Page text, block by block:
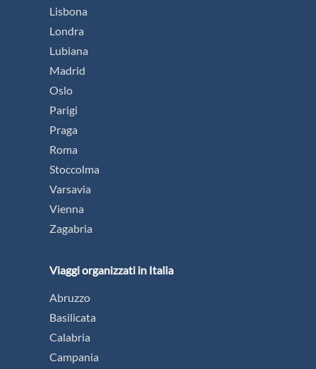
Lisbona
Londra
Lubiana
Madrid
Oslo
Parigi
Praga
Roma
Stoccolma
Varsavia
Vienna
Zagabria
Viaggi organizzati in Italia
Abruzzo
Basilicata
Calabria
Campania